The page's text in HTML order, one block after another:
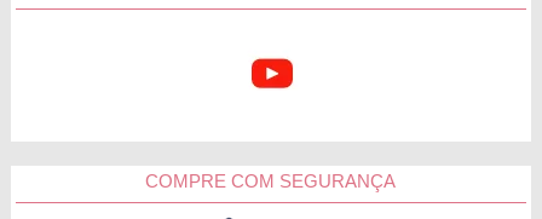
COMPRE COM SEGURANÇA